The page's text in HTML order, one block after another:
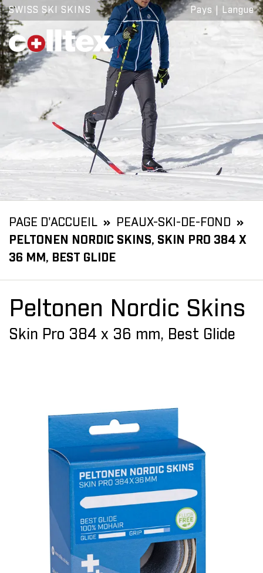
SWISS SKI SKINS Pays Langue
PAGE D'ACCUEIL
PEAUX-SKI-DE-FOND
PELTONEN NORDIC SKINS, SKIN PRO 384 X
36 MM, BEST GLIDE
Peltonen Nordic Skins
Skin Pro 384 x 36 mm, Best Glide